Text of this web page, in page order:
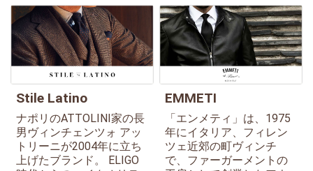
Stile Latino
ナポリのATTOLINI家の長
男ヴィンチェンツォ アッ
トリーニが2004年に立ち
上げたブランド。 ELIGO
EMMETI
「エンメティ」は、1975
年にイタリア、フィレン
ツェ近郊の町ヴィンチ
で、ファーガーメントの